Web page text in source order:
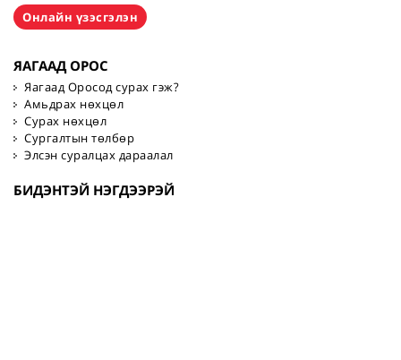
Онлайн үзэсгэлэн
ЯАГААД ОРОС
Яагаад Оросод сурах гэж?
Амьдрах нөхцөл
Сурах нөхцөл
Сургалтын төлбөр
Элсэн суралцах дараалал
БИДЭНТЭЙ НЭГДЭЭРЭЙ